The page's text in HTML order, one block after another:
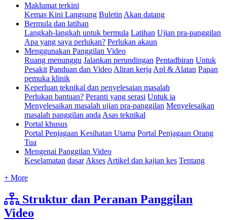
Maklumat terkini
Kemas Kini Langsung Buletin Akan datang
Bermula dan latihan
Langkah-langkah untuk bermula Latihan Ujian pra-panggilan
Apa yang saya perlukan? Perlukan akaun
Menggunakan Panggilan Video
Ruang menunggu Jalankan perundingan Pentadbiran Untuk
Pesakit Panduan dan Video Aliran kerja Apl & Alatan Papan
pemuka klinik
Keperluan teknikal dan penyelesaian masalah
Perlukan bantuan? Peranti yang serasi Untuk ia
Menyelesaikan masalah ujian pra-panggilan Menyelesaikan
masalah panggilan anda Asas teknikal
Portal khusus
Portal Penjagaan Kesihatan Utama Portal Penjagaan Orang
Tua
Mengenai Panggilan Video
Keselamatan dasar Akses Artikel dan kajian kes Tentang
+ More
Struktur dan Peranan Panggilan
Video